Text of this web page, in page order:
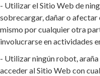
- Utilizar el Sitio Web de
sobrecargar, dañar o
mismo por cualquier otra
involucrarse en actividades
- Utilizar ningún robot,
acceder al Sitio Web con